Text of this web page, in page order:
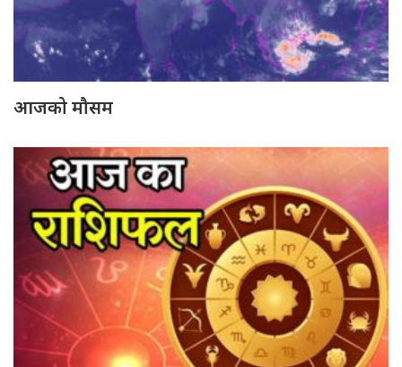
आजको मौसम